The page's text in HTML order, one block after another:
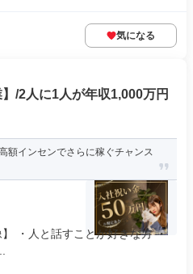
気になる
/2人に1人が年収1,000万円
額インセンでさらに稼ぐチャンス
・人と話すことが好きな方 ・